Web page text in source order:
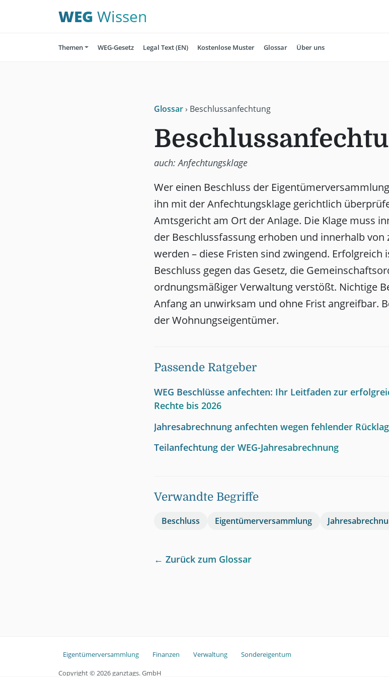
WEG Wissen
Themen WEG-Gesetz Legal Text (EN) Kostenlose Muster Glossar Über uns
Glossar› Beschlussanfechtung
auch:Anfechtungsklage
Wer einen Beschluss der
ihn mit der Anfechtungsklage gerichtlich
Amtsgericht am Ort der Anlage. Die Klage muss
der Beschlussfassung erhoben und innerhalb
werden – diese Fristen sind zwingend.
Beschluss gegen das Gesetz, die
ordnungsmäßiger Verwaltung verstößt. Nichtige
Anfang an unwirksam und ohne Frist angreifbar.
der Wohnungseigentümer.
Passende Ratgeber
WEG Beschlüsse anfechten: Ihr Leitfaden zur
Rechte bis 2026
Jahresabrechnung anfechten wegen fehlender
Teilanfechtung der WEG-Jahresabrechnung
Verwandte Begriffe
Beschluss Eigentümerversammlung
← Zurück zum Glossar
Eigentümerversammlung Finanzen Verwaltung Sondereigentum
Copyright ©2026ganztags. GmbH